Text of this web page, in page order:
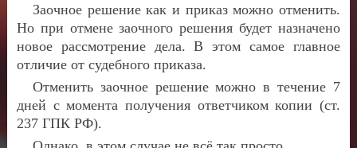
Заочное решение как и приказ можно отменить.
Но при отмене заочного решения будет назначено
новое рассмотрение дела. В этом самое главное
отличие от судебного приказа.
Отменить заочное решение можно в течение 7
дней с момента получения ответчиком копии (ст.
237 ГПК РФ).